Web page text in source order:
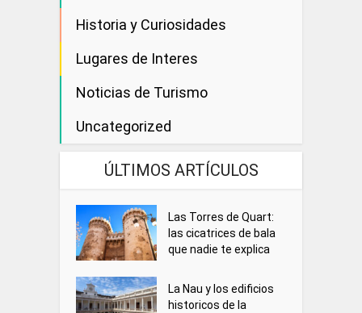
Historia y Curiosidades
Lugares de Interes
Noticias de Turismo
Uncategorized
ÚLTIMOS ARTÍCULOS
Las Torres de Quart:
las cicatrices de bala
que nadie te explica
La Nau y los edificios
historicos de la